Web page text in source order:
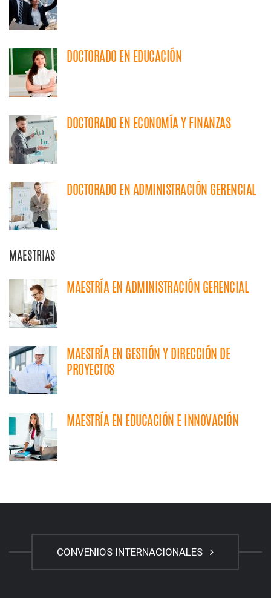
DOCTORADO EN EDUCACIÓN
DOCTORADO EN ECONOMÍA Y FINANZAS
DOCTORADO EN ADMINISTRACIÓN GERENCIAL
MAESTRIAS
MAESTRÍA EN ADMINISTRACIÓN GERENCIAL
MAESTRÍA EN GESTIÓN Y DIRECCIÓN DE
PROYECTOS
MAESTRÍA EN EDUCACIÓN E INNOVACIÓN
CONVENIOS INTERNACIONALES